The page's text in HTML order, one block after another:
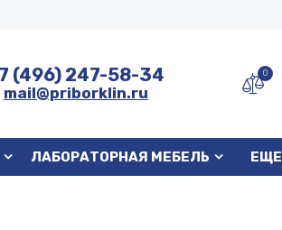
(496) 247-58-34
mail@priborklin.ru
0
ЛАБОРАТОРНАЯ МЕБЕЛЬ ЕЩЕ